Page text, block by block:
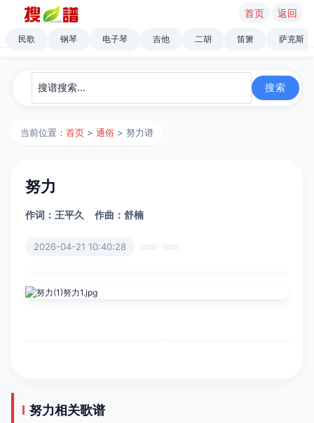
首页 返回
民歌 钢琴 电子琴 吉他 二胡 笛箫 萨克斯
当前位置：首页 >通俗 > 努力谱
努力
作词：王平久 作曲：舒楠
2026-04-21 10:40:28
努力相关歌谱